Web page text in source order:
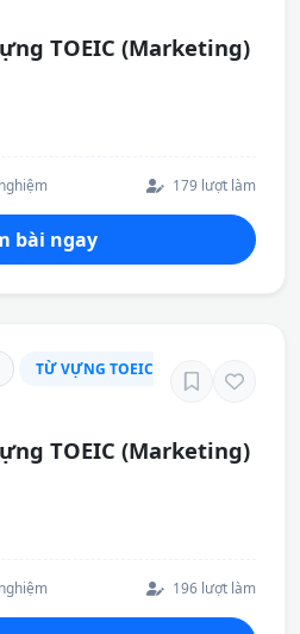
TOEIC (Marketing)
179 lượt làm
bài ngay
TỪ VỰNG TOEIC
TOEIC (Marketing)
196 lượt làm